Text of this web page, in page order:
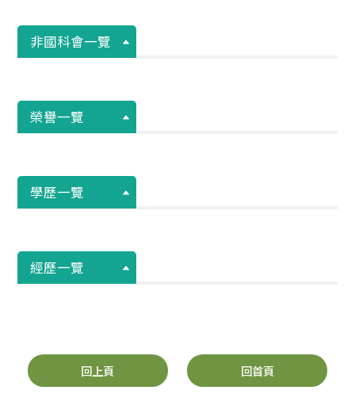
非國科會一覽
榮譽一覽
學歷一覽
經歷一覽
回上頁 回首頁